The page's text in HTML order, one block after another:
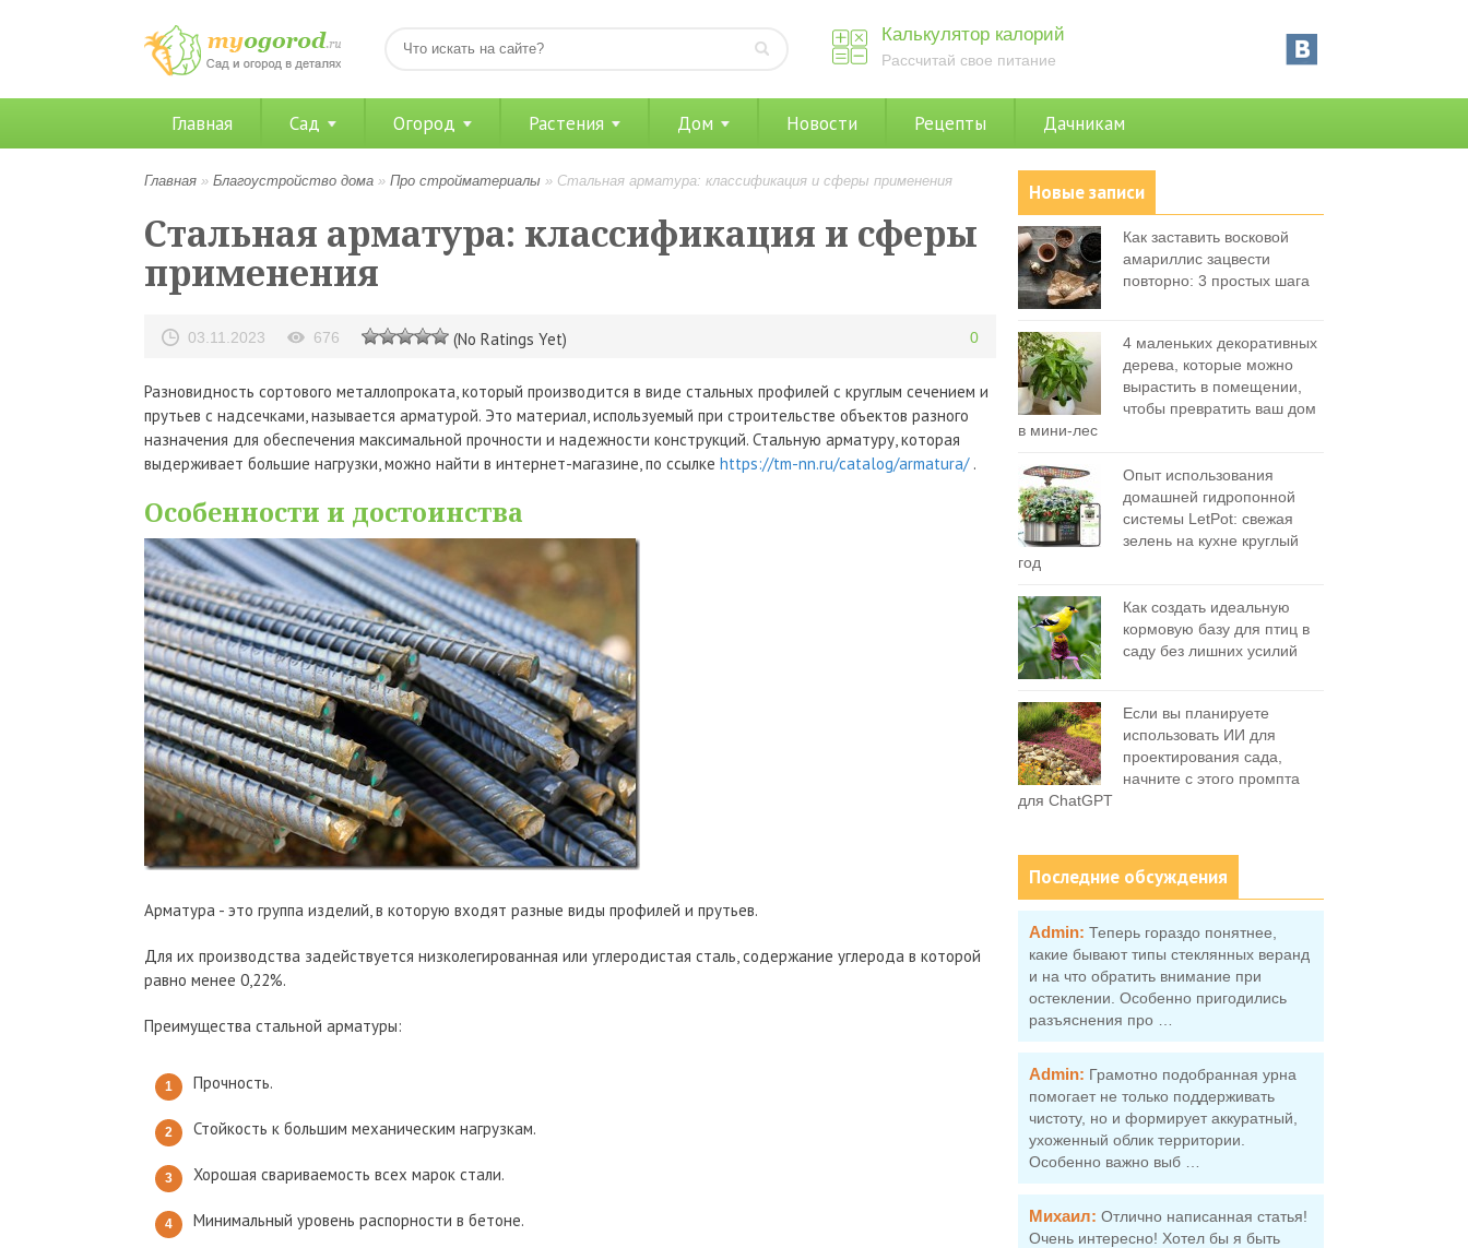
Калькулятор калорий
Рассчитай свое питание
Главная Сад Огород Растения Дом Новости Рецепты Дачникам
Главная » Благоустройство дома » Про стройматериалы » Стальная арматура: классификация и сферы применения
Стальная арматура: классификация и сферы
применения
03.11.2023 676 (No Ratings Yet) 0
Разновидность сортового металлопроката, который производится в виде стальных профилей с круглым сечением и
прутьев с надсечками, называется арматурой. Это материал, используемый при строительстве объектов разного
назначения для обеспечения максимальной прочности и надежности конструкций. Стальную арматуру, которая
выдерживает большие нагрузки, можно найти в интернет-магазине, по ссылке https://tm-nn.ru/catalog/armatura/.
Особенности и достоинства
Арматура - это группа изделий, в которую входят разные виды профилей и прутьев.
Для их производства задействуется низколегированная или углеродистая сталь, содержание углерода в которой
равно менее 0,22%.
Преимущества стальной арматуры:
Прочность.
Стойкость к большим механическим нагрузкам.
Хорошая свариваемость всех марок стали.
Минимальный уровень распорности в бетоне.
Новые записи
Как заставить восковой
амариллис зацвести
повторно: 3 простых шага
4 маленьких декоративных
дерева, которые можно
вырастить в помещении,
чтобы превратить ваш дом
в мини-лес
Опыт использования
домашней гидропонной
системы LetPot: свежая
зелень на кухне круглый
год
Как создать идеальную
кормовую базу для птиц в
саду без лишних усилий
Если вы планируете
использовать ИИ для
проектирования сада,
начните с этого промпта
для ChatGPT
Последние обсуждения
Admin: Теперь гораздо понятнее,
какие бывают типы стеклянных веранд
и на что обратить внимание при
остеклении. Особенно пригодились
разъяснения про …
Admin: Грамотно подобранная урна
помогает не только поддерживать
чистоту, но и формирует аккуратный,
ухоженный облик территории.
Особенно важно выб …
Михаил: Отлично написанная статья!
Очень интересно! Хотел бы я быть